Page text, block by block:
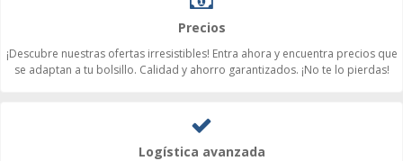
Precios
¡Descubre nuestras ofertas irresistibles! Entra ahora y encuentra precios que
se adaptan a tu bolsillo. Calidad y ahorro garantizados. ¡No te lo pierdas!
Logística avanzada